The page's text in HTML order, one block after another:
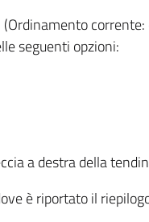
seguenti opzioni:
a destra della
è riportato il